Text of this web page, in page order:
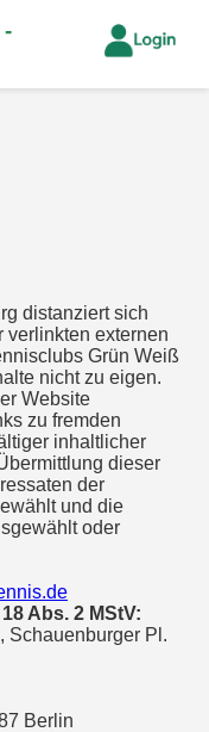
distanziert sich
verlinkten externen
Grün Weiß
nicht zu eigen.
Website
zu fremden
inhaltlicher
dieser
der
und die
oder
Abs. 2 MStV:
Schauenburger Pl.
Berlin